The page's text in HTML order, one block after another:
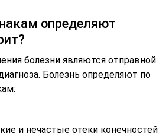
определяют
болезни являются отправной
Болезнь определяют по
и нечастые отеки конечностей